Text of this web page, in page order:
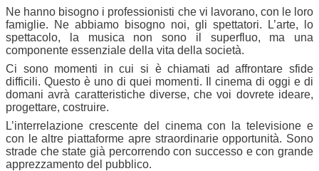
Ne hanno bisogno i professionisti che vi lavorano, con le loro
famiglie. Ne abbiamo bisogno noi, gli spettatori. L’arte, lo
spettacolo, la musica non sono il superfluo, ma una
componente essenziale della vita della società.
Ci sono momenti in cui si è chiamati ad affrontare sfide
difficili. Questo è uno di quei momenti. Il cinema di oggi e di
domani avrà caratteristiche diverse, che voi dovrete ideare,
progettare, costruire.
L’interrelazione crescente del cinema con la televisione e
con le altre piattaforme apre straordinarie opportunità. Sono
strade che state già percorrendo con successo e con grande
apprezzamento del pubblico.